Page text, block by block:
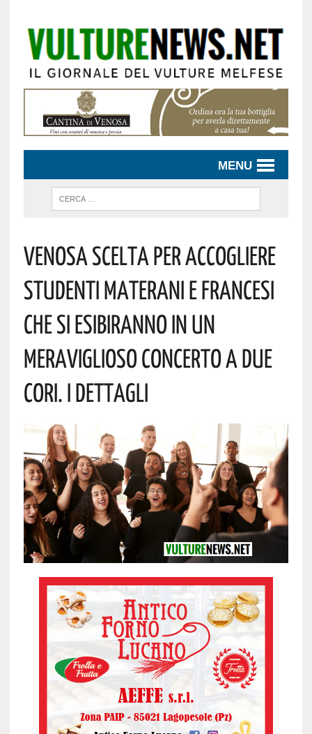
MENU
Venosa Scelta Per Accogliere
Studenti Materani E Francesi
Che Si Esibiranno In Un
Meraviglioso Concerto A Due
Cori. I Dettagli